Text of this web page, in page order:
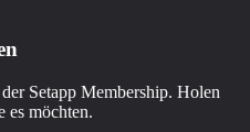
Setapp Membership. Holen
es möchten.